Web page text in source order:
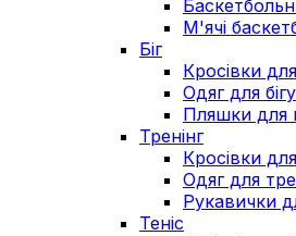
М'ячі
Біг
Кросівки для
Одяг для бігу
Пляшки для
Тренінг
Кросівки
Одяг для
Рукавички
Теніс